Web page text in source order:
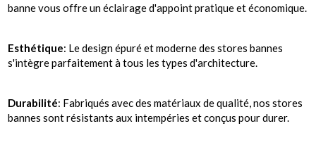
banne vous offre un éclairage d'appoint pratique et économique.
Esthétique: Le design épuré et moderne des stores bannes
s'intègre parfaitement à tous les types d'architecture.
Durabilité: Fabriqués avec des matériaux de qualité, nos stores
bannes sont résistants aux intempéries et conçus pour durer.